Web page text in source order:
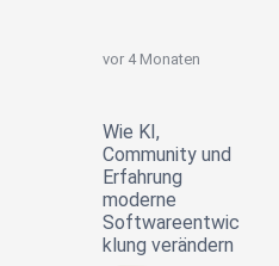
vor 4 Monaten
Wie KI,
Community und
Erfahrung
moderne
Softwareentwic
klung verändern